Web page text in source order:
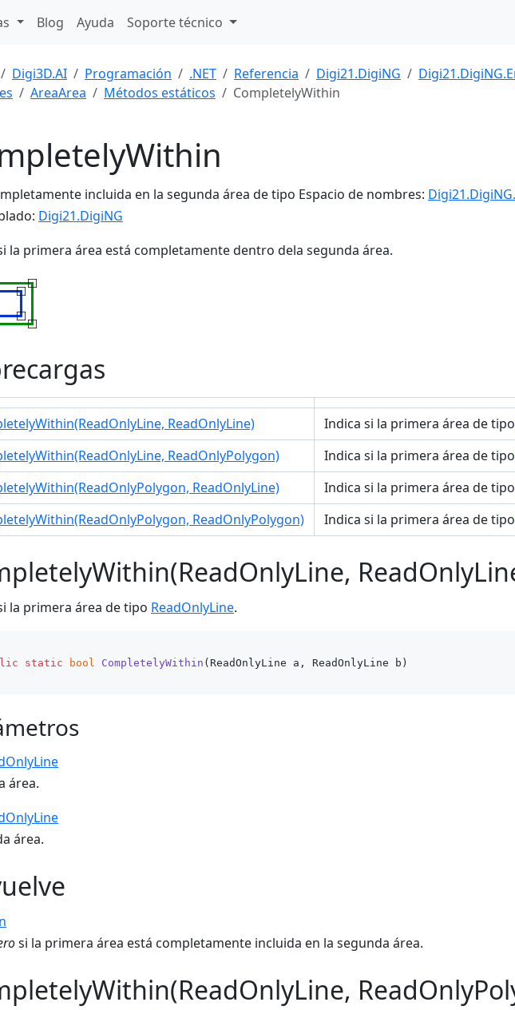
Blog Ayuda Soporte técnico
Digi3D.AI Programación .NET Referencia Digi21.DigiNG
AreaArea Métodos estáticos CompletelyWithin
incluida en la segunda área de tipo Espacio de nombres:
Digi21.DigiNG
la primera área está completamente dentro dela segunda área.
ReadOnlyLine) Indica si la primera área de tipo
ReadOnlyPolygon)
Indica si la primera área de tipo
ReadOnlyLine)
Indica si la primera área de tipo
ReadOnlyPolygon)
Indica si la primera área de tipo
la primera área de tipo ReadOnlyLine.
static bool CompletelyWithin ( ReadOnlyLine a, ReadOnlyLine b
área.
área.
si la primera área está completamente incluida en la segunda área.